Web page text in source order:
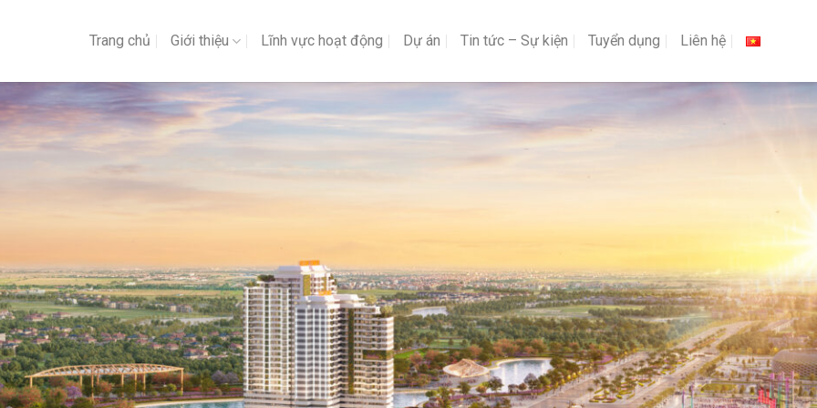
Trang chủ Giới thiệu Lĩnh vực hoạt động Dự án Tin tức – Sự kiện Tuyển dụng Liên hệ